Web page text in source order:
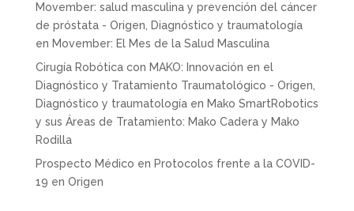
Movember: salud masculina y prevención del cáncer
de próstata - Origen, Diagnóstico y traumatología
en Movember: El Mes de la Salud Masculina
Cirugía Robótica con MAKO: Innovación en el
Diagnóstico y Tratamiento Traumatológico - Origen,
Diagnóstico y traumatologíaen Mako SmartRobotics
y sus Áreas de Tratamiento: Mako Cadera y Mako
Rodilla
Prospecto Médico en Protocolos frente a la COVID-
19 en Origen